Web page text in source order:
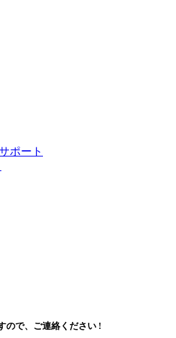
ポート
ので、ご連絡ください !